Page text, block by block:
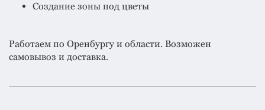
Создание зоны под цветы
Работаем по Оренбургу и области. Возможен
самовывоз и доставка.